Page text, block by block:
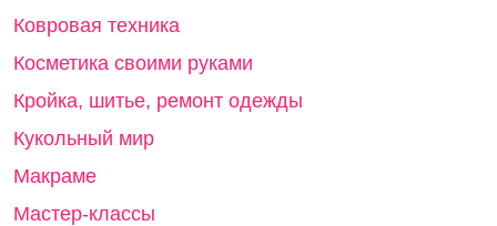
Ковровая техника
Косметика своими руками
Кройка, шитье, ремонт одежды
Кукольный мир
Макраме
Мастер-классы